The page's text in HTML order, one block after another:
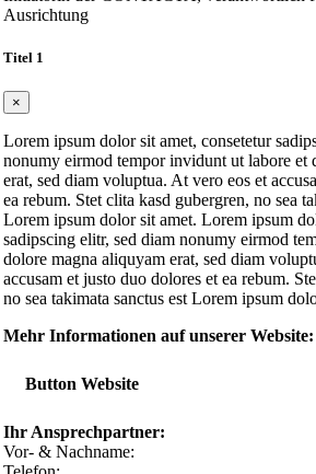
Ausrichtung
Titel 1
×
Lorem ipsum dolor sit amet, consetetur
nonumy eirmod tempor invidunt ut labore et
erat, sed diam voluptua. At vero eos et
ea rebum. Stet clita kasd gubergren, no sea
Lorem ipsum dolor sit amet. Lorem ipsum
sadipscing elitr, sed diam nonumy eirmod
dolore magna aliquyam erat, sed diam
accusam et justo duo dolores et ea rebum.
no sea takimata sanctus est Lorem ipsum
Mehr Informationen auf unserer Website:
Button Website
Ihr Ansprechpartner:
Vor- & Nachname: